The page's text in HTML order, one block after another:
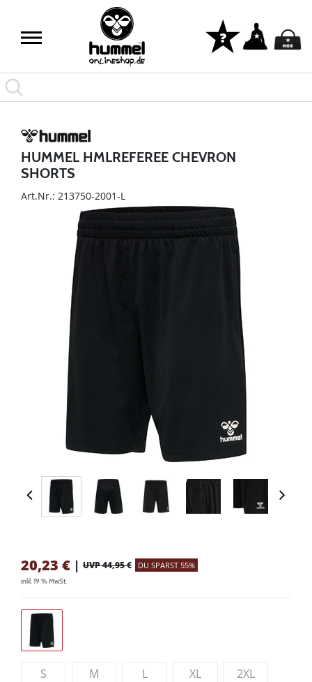
HUMMEL HMLREFEREE CHEVRON
SHORTS
Art.Nr.: 213750-2001-L
20,23 € | UVP 44,95 € DU SPARST 55%
inkl. 19 % MwSt.
S M L XL
2XL